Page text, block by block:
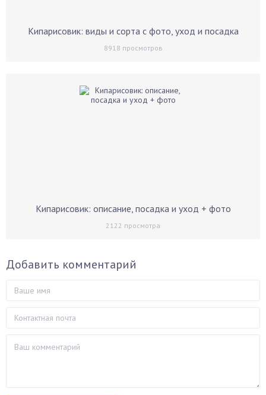
Кипарисовик: виды и сорта с фото, уход и посадка
8918 просмотров
Кипарисовик: описание, посадка и уход + фото
2122 просмотра
Добавить комментарий